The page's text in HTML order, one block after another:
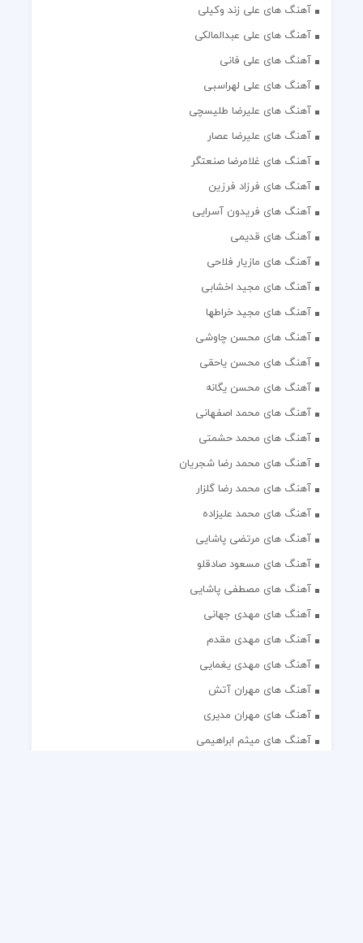
آهنگ های علی زند وکیلی
آهنگ های علی عبدالمالکی
آهنگ های علی فانی
آهنگ های علی لهراسبی
آهنگ های علیرضا طلیسچی
آهنگ های علیرضا عصار
آهنگ های غلامرضا صنعتگر
آهنگ های فرزاد فرزین
آهنگ های فریدون آسرایی
آهنگ های قدیمی
آهنگ های مازیار فلاحی
آهنگ های مجید اخشابی
آهنگ های مجید خراطها
آهنگ های محسن چاوشی
آهنگ های محسن یاحقی
آهنگ های محسن یگانه
آهنگ های محمد اصفهانی
آهنگ های محمد حشمتی
آهنگ های محمد رضا شجریان
آهنگ های محمد رضا گلزار
آهنگ های محمد علیزاده
آهنگ های مرتضی پاشایی
آهنگ های مسعود صادقلو
آهنگ های مصطفی پاشایی
آهنگ های مهدی جهانی
آهنگ های مهدی مقدم
آهنگ های مهدی یغمایی
آهنگ های مهران آتش
آهنگ های مهران مدیری
آهنگ های میثم ابراهیمی